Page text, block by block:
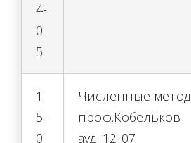
4-
0
5
1
5-
0
Численные
проф.Кобельков
ауд. 12-07